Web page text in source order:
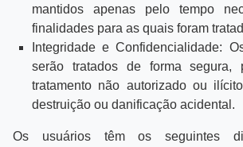
mantidos apenas pelo tempo
finalidades para as quais foram
Integridade e Confidencialidade:
serão tratados de forma segura,
tratamento não autorizado ou
destruição ou danificação acidental.
Os usuários têm os seguintes